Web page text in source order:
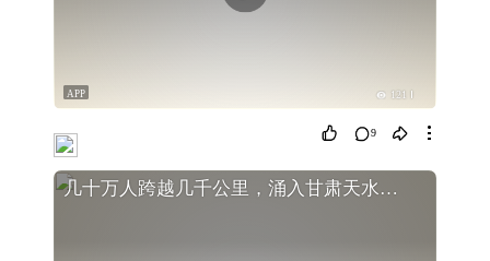
121
APP
9
几十万人跨越几千公里，涌入甘肃天水吃麻辣烫，真有那么好吃吗？